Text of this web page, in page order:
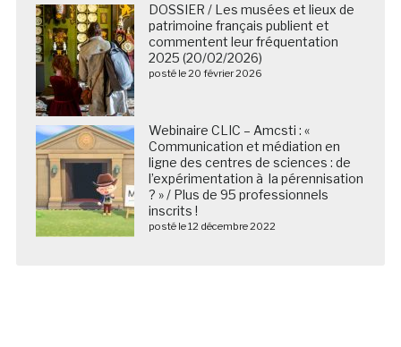
DOSSIER / Les musées et lieux de
patrimoine français publient et
commentent leur fréquentation
2025 (20/02/2026)
posté le 20 février 2026
Webinaire CLIC – Amcsti : «
Communication et médiation en
ligne des centres de sciences : de
l’expérimentation à la pérennisation
? » / Plus de 95 professionnels
inscrits !
posté le 12 décembre 2022